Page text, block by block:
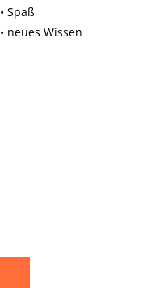
• Spaß
• neues Wissen